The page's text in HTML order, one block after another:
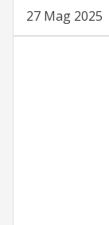
27 Mag 2025